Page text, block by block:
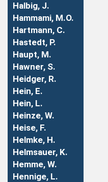
Halbig, J.
Hammami, M.O.
Hartmann, C.
Hastedt, P.
Haupt, M.
Hawner, S.
Heidger, R.
Hein, E.
Hein, L.
Heinze, W.
Heise, F.
Helmke, H.
Helmsauer, K.
Hemme, W.
Hennige, L.